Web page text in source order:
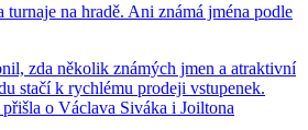
na hradě. Ani známá jména podle
zda několik známých jmen a atraktivní
stačí k rychlému prodeji vstupenek.
o Václava Siváka i Joiltona